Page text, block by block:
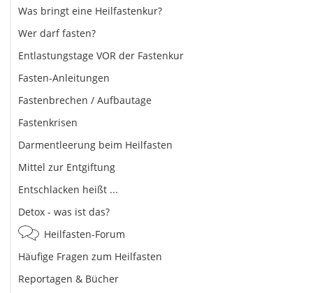
Was bringt eine Heilfastenkur?
Wer darf fasten?
Entlastungstage VOR der Fastenkur
Fasten-Anleitungen
Fastenbrechen / Aufbautage
Fastenkrisen
Darmentleerung beim Heilfasten
Mittel zur Entgiftung
Entschlacken heißt ...
Detox - was ist das?
Heilfasten-Forum
Häufige Fragen zum Heilfasten
Reportagen & Bücher